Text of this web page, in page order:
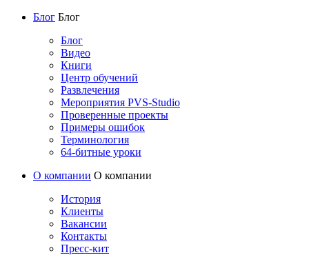
Блог Блог
Блог
Видео
Книги
Центр обучений
Развлечения
Мероприятия PVS-Studio
Проверенные проекты
Примеры ошибок
Терминология
64-битные уроки
О компании О компании
История
Клиенты
Вакансии
Контакты
Пресс-кит